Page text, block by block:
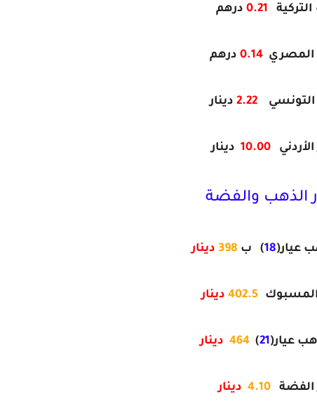
التركية 0.21 درهم
المصري 0.14 درهم
التونسي 2.22 دينار
الأردني 10.00 دينار
الذهب والفضة
عيار(18
) ب 398 دينار
402.5 دينار
عيار(21
)
464 دينار
4.10 دينار